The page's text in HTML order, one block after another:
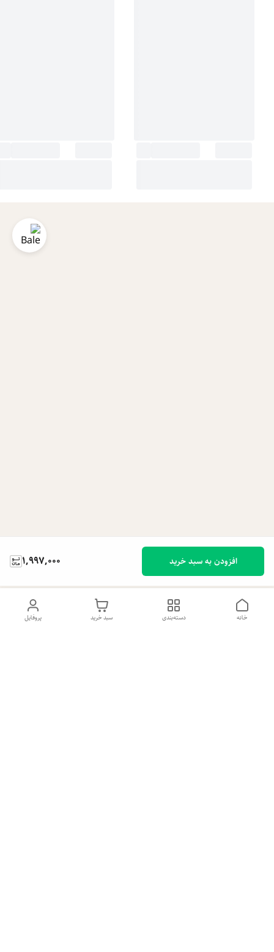
1,997,000 افزودن به سبد خرید
پروفایل سبد خرید دسته‌بندی خانه